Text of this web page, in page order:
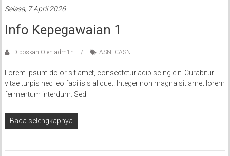
Selasa, 7 April 2026
Info Kepegawaian 1
Diposkan Oleh:adm1n ASN , CASN
Lorem ipsum dolor sit amet, consectetur adipiscing elit. Curabitur
vitae turpis nec leo facilisis aliquet. Integer non magna sit amet lorem
fermentum interdum. Sed
Baca selengkapnya